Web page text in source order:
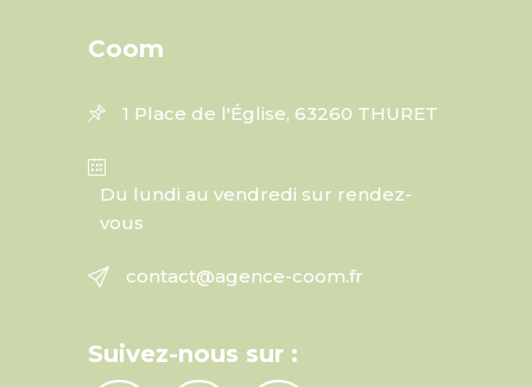
Coom
1 Place de l'Église, 63260 THURET
Du lundi au vendredi sur rendez-
vous
contact@agence-coom.fr
Suivez-nous sur :